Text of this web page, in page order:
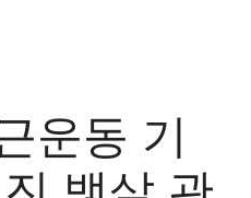
운동 기